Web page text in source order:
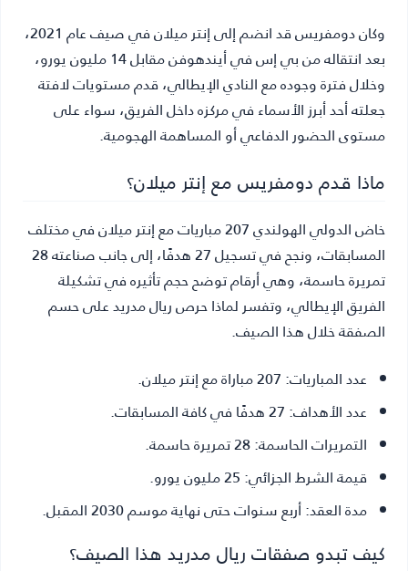
وكان دومفريس قد انضم إلى إنتر ميلان في صيف عام 2021،
بعد انتقاله من بي إس في أيندهوفن مقابل 14 مليون يورو،
وخلال فترة وجوده مع النادي الإيطالي، قدم مستويات لافتة
جعلته أحد أبرز الأسماء في مركزه داخل الفريق، سواء على
مستوى الحضور الدفاعي أو المساهمة الهجومية.
ماذا قدم دومفريس مع إنتر ميلان؟
خاض الدولي الهولندي 207 مباريات مع إنتر ميلان في مختلف
المسابقات، ونجح في تسجيل 27 هدفًا، إلى جانب صناعته 28
تمريرة حاسمة، وهي أرقام توضح حجم تأثيره في تشكيلة
الفريق الإيطالي، وتفسر لماذا حرص ريال مدريد على حسم
الصفقة خلال هذا الصيف.
عدد المباريات:
عدد الأهداف:
التمريرات الحاسمة:
قيمة الشرط الجزائي:
مدة العقد:أربع سنوات حتى نهاية موسم 2030 المقبل.
كيف تبدو صفقات ريال مدريد هذا الصيف؟